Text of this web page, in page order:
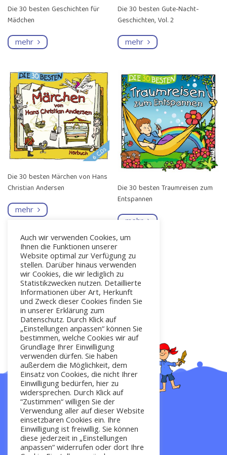
Die 30 besten Geschichten für
Mädchen
mehr
Die 30 besten Gute-Nacht-
Geschichten, Vol. 2
mehr
Die 30 besten Märchen von Hans
Christian Andersen
mehr
Die 30 besten Traumreisen zum
Entspannen
mehr
Startseite
Auch wir verwenden Cookies, um
Ihnen die Funktionen unserer
Website optimal zur Verfügung zu
stellen. Darüber hinaus verwenden
wir Cookies, die wir lediglich zu
Statistikzwecken nutzen. Detaillierte
Informationen über Art, Herkunft
und Zweck dieser Cookies finden Sie
in unserer Erklärung zum
Datenschutz. Durch Klick auf
„Einstellungen anpassen“ können Sie
bestimmen, welche Cookies wir auf
Grundlage Ihrer Einwilligung
verwenden dürfen. Sie haben
außerdem die Möglichkeit, dem
Einsatz von Cookies, die nicht Ihrer
Einwilligung bedürfen, hier zu
widersprechen. Durch Klick auf
“Zustimmen“ willigen Sie der
Verwendung aller auf dieser Website
einsetzbaren Cookies ein. Ihre
Einwilligung ist freiwillig. Sie können
diese jederzeit in „Einstellungen
anpassen“ widerrufen oder dort Ihre